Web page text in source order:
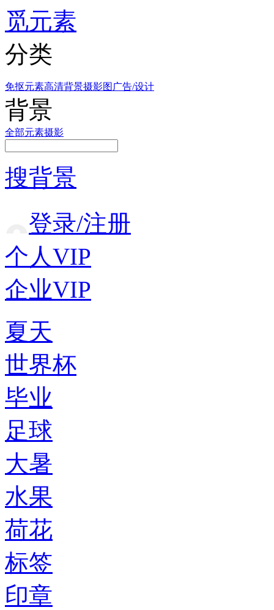
觅元素
分类
免抠元素高清背景摄影图 广告/设计
背景
全部元素摄影
搜背景
登录/注册
个人VIP
企业VIP
夏天
世界杯
毕业
足球
大暑
水果
荷花
标签
印章